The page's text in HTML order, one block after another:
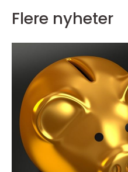
Flere nyheter